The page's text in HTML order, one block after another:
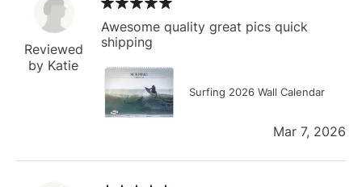
Reviewed
by Katie
Awesome quality great pics quick
shipping
Surfing 2026 Wall Calendar
Mar 7, 2026